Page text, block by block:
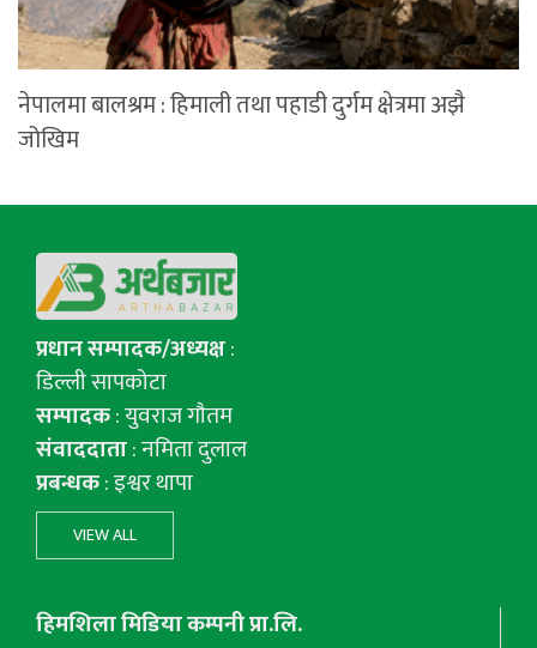
नेपालमा बालश्रम : हिमाली तथा पहाडी दुर्गम क्षेत्रमा अझै
जोखिम
प्रधान सम्पादक/अध्यक्ष:
डिल्ली सापकोटा
सम्पादक: युवराज गाैतम
संवाददाता: नमिता दुलाल
प्रबन्धक: इश्वर थापा
VIEW ALL
हिमशिला मिडिया कम्पनी प्रा.लि.